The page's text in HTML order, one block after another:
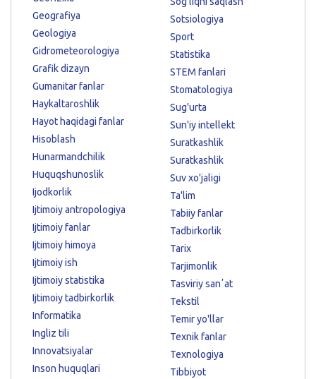
Geografiya
Geologiya
Gidrometeorologiya
Grafik dizayn
Gumanitar fanlar
Haykaltaroshlik
Hayot haqidagi fanlar
Hisoblash
Hunarmandchilik
Huquqshunoslik
Ijodkorlik
Ijtimoiy antropologiya
Ijtimoiy fanlar
Ijtimoiy himoya
Ijtimoiy ish
Ijtimoiy statistika
Ijtimoiy tadbirkorlik
Informatika
Ingliz tili
Innovatsiyalar
Inson huquqlari
Sotsiologiya
Sport
Statistika
STEM fanlari
Stomatologiya
Sug'urta
Sun'iy intellekt
Suratkashlik
Suratkashlik
Suv xo'jaligi
Ta'lim
Tabiiy fanlar
Tadbirkorlik
Tarix
Tarjimonlik
Tasviriy sanʼat
Tekstil
Temir yo'llar
Texnik fanlar
Texnologiya
Tibbiyot